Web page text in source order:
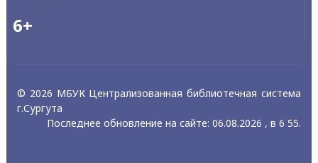
6+
© 2026 МБУК Централизованная библиотечная система
г.Сургута
Последнее обновление на сайте: 06.08.2026 , в 6 55.